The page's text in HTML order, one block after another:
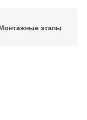
этапы